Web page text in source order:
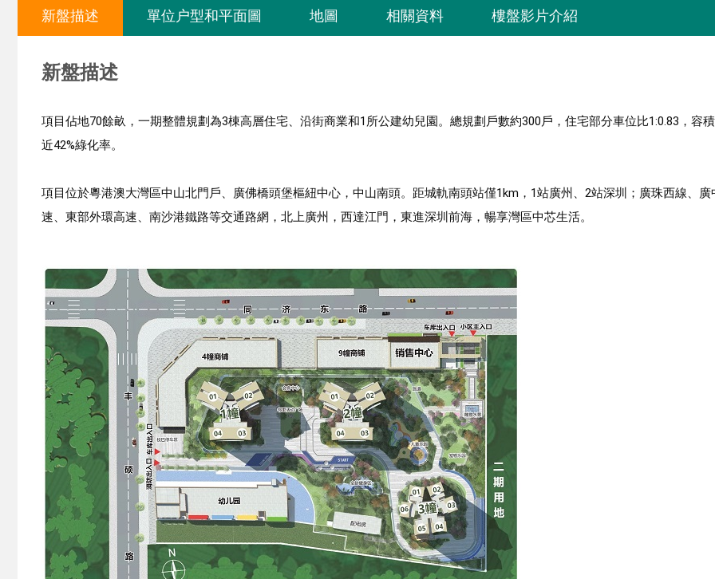
新盤描述 單位户型和平面圖 地圖 相關資料 樓盤影片介紹
新盤描述
項目佔地70餘畝，一期整體規劃為3棟高層住宅、沿街商業和1所公建幼兒園。總規劃戶數約300戶，住宅部分車位比1:0.83，容
近42%綠化率。
項目位於粵港澳大灣區中山北門戶、廣佛橋頭堡樞紐中心，中山南頭。距城軌南頭站僅1km，1站廣州、2站深圳；廣珠西線、廣
速、東部外環高速、南沙港鐵路等交通路網，北上廣州，西達江門，東進深圳前海，暢享灣區中芯生活。